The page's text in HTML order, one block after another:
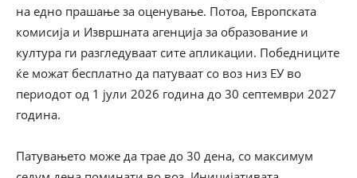
на едно прашање за оценување. Потоа, Европската
комисија и Извршната агенција за образование и
култура ги разгледуваат сите апликации. Победниците
ќе можат бесплатно да патуваат со воз низ ЕУ во
периодот од 1 јули 2026 година до 30 септември 2027
година.
Патувањето може да трае до 30 дена, со максимум